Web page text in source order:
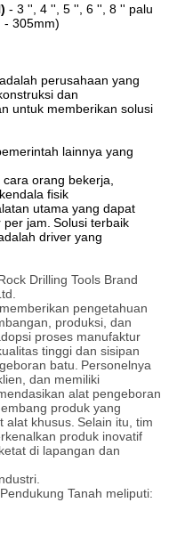
- 3 '', 4 '', 5 '', 6 '', 8 '' palu
- 305mm)
perusahaan yang
dan
untuk memberikan solusi
lainnya yang
orang bekerja,
fisik
utama yang dapat
jam. Solusi terbaik
driver yang
Drilling Tools Brand
pengetahuan
produksi, dan
proses manufaktur
tinggi dan sisipan
batu. Personelnya
dan memiliki
alat pengeboran
produk yang
alat khusus. Selain itu, tim
produk inovatif
di lapangan dan
Tanah meliputi: